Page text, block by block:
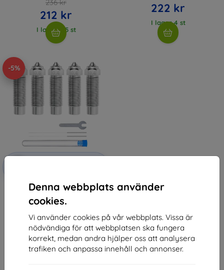
Denna webbplats använder
cookies.
Vi använder cookies på vår webbplats. Vissa är
nödvändiga för att webbplatsen ska fungera
korrekt, medan andra hjälper oss att analysera
trafiken och anpassa innehåll och annonser.
236 kr
212 kr
I lager > 5 st
222 kr
I lager 4 st
-5%
Rabatt
ELEGOO Neptune 4 Plus / 4 Max
Hardened Steel Nozzle Set (0.4
mm x3, 0.6 mm x1, 0.8 mm x1)
309 kr
I lager > 5 st